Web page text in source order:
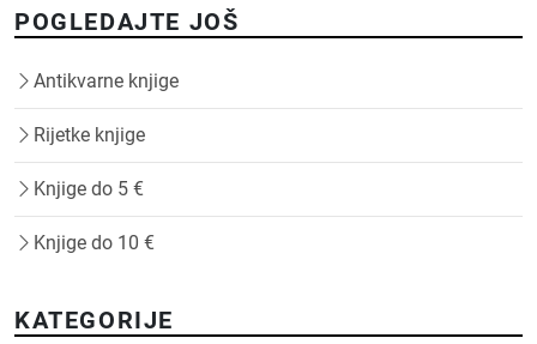
POGLEDAJTE JOŠ
Antikvarne knjige
Rijetke knjige
Knjige do 5 €
Knjige do 10 €
KATEGORIJE